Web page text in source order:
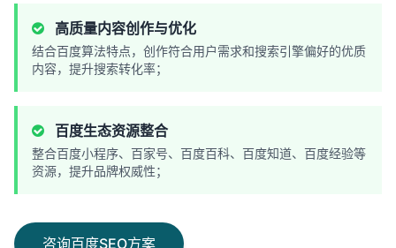
高质量内容创作与优化
结合百度算法特点，创作符合用户需求和搜索引擎偏好的优质
内容，提升搜索转化率；
百度生态资源整合
整合百度小程序、百家号、百度百科、百度知道、百度经验等
资源，提升品牌权威性；
咨询百度SEO方案